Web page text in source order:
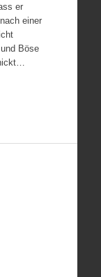
er
einer
Böse